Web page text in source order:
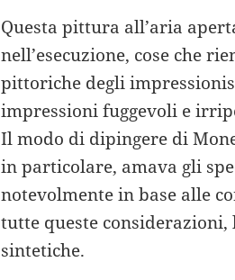
Questa pittura all’aria
nell’esecuzione, cose che
pittoriche degli
impressioni fuggevoli e
Il modo di dipingere di
in particolare, amava gli
notevolmente in base alle
tutte queste
sintetiche.